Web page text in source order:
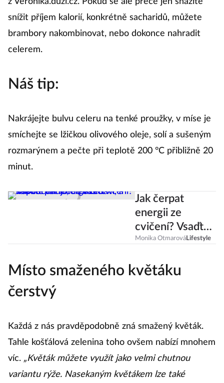
snížit příjem kalorií, konkrétně sacharidů, můžete
brambory nakombinovat, nebo dokonce nahradit
celerem.
Náš tip:
Nakrájejte bulvu celeru na tenké proužky, v míse je
smíchejte se lžičkou olivového oleje, solí a sušeným
rozmarýnem a pečte při teplotě 200 °C přibližně 20
minut.
Jak čerpat
energii ze
cvičení? Vsaďte
na to, co vás
nepodceňujte
Monika OtmarováLifestyle
Místo smaženého květáku
čerstvý
Každá z nás pravděpodobně zná smažený květák.
Tahle košťálová zelenina toho ovšem nabízí mnohem
víc. „Květák můžete využít jako velmi chutnou
variantu rýže. Nasekaným květákem lze také